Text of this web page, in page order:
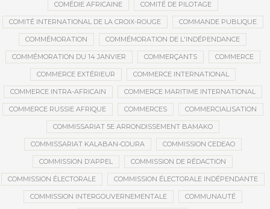
COMÉDIE AFRICAINE COMITÉ DE PILOTAGE
COMITÉ INTERNATIONAL DE LA CROIX-ROUGE COMMANDE PUBLIQUE
COMMÉMORATION COMMÉMORATION DE L'INDÉPENDANCE
COMMÉMORATION DU 14 JANVIER COMMERÇANTS COMMERCE
COMMERCE EXTÉRIEUR COMMERCE INTERNATIONAL
COMMERCE INTRA-AFRICAIN COMMERCE MARITIME INTERNATIONAL
COMMERCE RUSSIE AFRIQUE COMMERCES COMMERCIALISATION
COMMISSARIAT 5E ARRONDISSEMENT BAMAKO
COMMISSARIAT KALABAN-COURA COMMISSION CEDEAO
COMMISSION D’APPEL COMMISSION DE RÉDACTION
COMMISSION ÉLECTORALE COMMISSION ÉLECTORALE INDÉPENDANTE
COMMISSION INTERGOUVERNEMENTALE COMMUNAUTÉ